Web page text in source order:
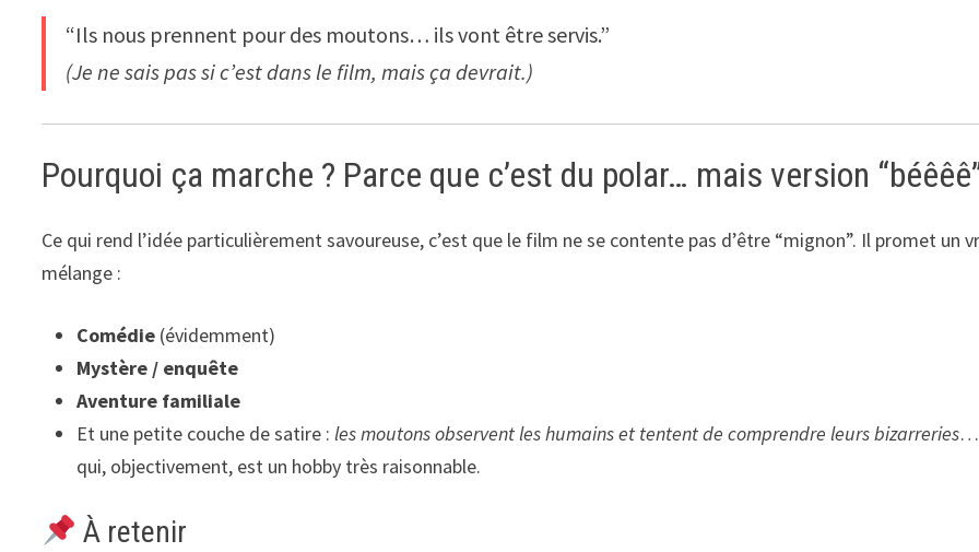
“Ils nous prennent pour des moutons… ils vont être servis.”
(Je ne sais pas si c’est dans le film, mais ça devrait.)
Pourquoi ça marche ? Parce que c’est du polar… mais version
Ce qui rend l’idée particulièrement savoureuse, c’est que le film ne se contente pas d’être “mignon”. Il promet un
mélange :
Comédie (évidemment)
Mystère / enquête
Aventure familiale
Et une petite couche de satire :les moutons observent les humains et tentent de comprendre leurs bizarreries…
qui, objectivement, est un hobby très raisonnable.
À retenir